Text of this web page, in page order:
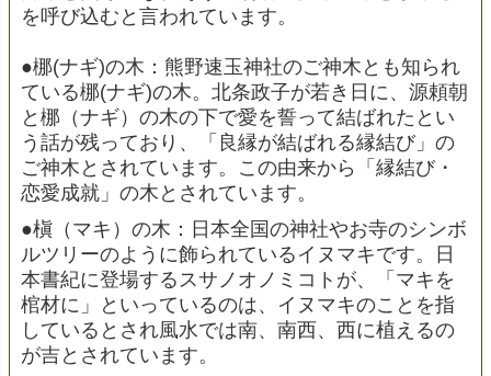
を呼び込むと言われています。
●梛(ナギ)の木：熊野速玉神社のご神木とも知られ
ている梛(ナギ)の木。北条政子が若き日に、源頼朝
と梛（ナギ）の木の下で愛を誓って結ばれたとい
う話が残っており、「良縁が結ばれる縁結び」の
ご神木とされています。この由来から「縁結び・
恋愛成就」の木とされています。
●槇（マキ）の木：日本全国の神社やお寺のシンボ
ルツリーのように飾られているイヌマキです。日
本書紀に登場するスサノオノミコトが、「マキを
棺材に」といっているのは、イヌマキのことを指
しているとされ風水では南、南西、西に植えるの
が吉とされています。